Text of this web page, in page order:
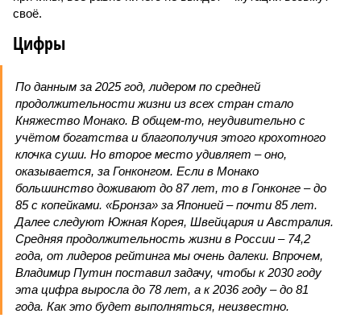
своё.
Цифры
По данным за 2025 год, лидером по средней
продолжительности жизни из всех стран стало
Княжество Монако. В общем-то, неудивительно с
учётом богатства и благополучия этого крохотного
клочка суши. Но второе место удивляет – оно,
оказывается, за Гонконгом. Если в Монако
большинство доживают до 87 лет, то в Гонконге – до
85 с копейками. «Бронза» за Японией – почти 85 лет.
Далее следуют Южная Корея, Швейцария и Австралия.
Средняя продолжительность жизни в России – 74,2
года, от лидеров рейтинга мы очень далеки. Впрочем,
Владимир Путин поставил задачу, чтобы к 2030 году
эта цифра выросла до 78 лет, а к 2036 году – до 81
года. Как это будет выполняться, неизвестно.